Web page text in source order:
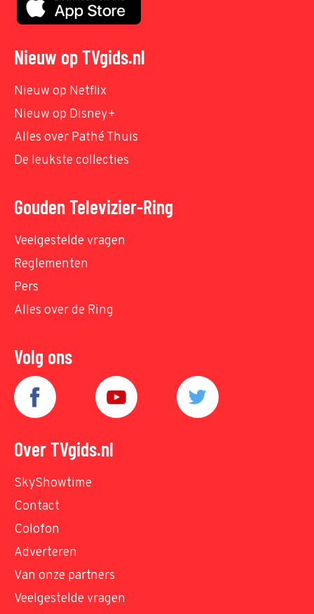
Nieuw op TVgids.nl
Nieuw op Netflix
Nieuw op Disney+
Alles over Pathé Thuis
De leukste collecties
Gouden Televizier-Ring
Veelgestelde vragen
Reglementen
Pers
Alles over de Ring
Volg ons
Over TVgids.nl
SkyShowtime
Contact
Colofon
Adverteren
Van onze partners
Veelgestelde vragen